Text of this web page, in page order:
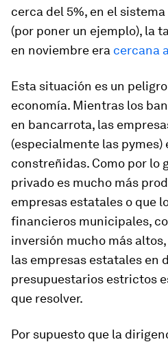
cerca del 5%, en el
(por poner un ejemplo), la
en noviembre era cercana
Esta situación es un
economía. Mientras los
en bancarrota, las
(especialmente las pymes)
constreñidas. Como por lo
privado es mucho más
empresas estatales o que
financieros municipales,
inversión mucho más
las empresas estatales en
presupuestarios estrictos
que resolver.
Por supuesto que la